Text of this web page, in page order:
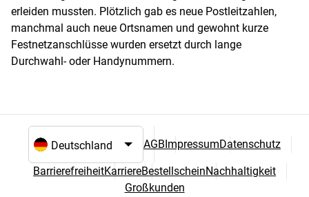
erleiden mussten. Plötzlich gab es neue Postleitzahlen,
manchmal auch neue Ortsnamen und gewohnt kurze
Festnetzanschlüsse wurden ersetzt durch lange
Durchwahl- oder Handynummern.
Sprach- und Landesauswahl
AGBImpressumDatenschutz
BarrierefreiheitKarriereBestellscheinNachhaltigkeit
Großkunden